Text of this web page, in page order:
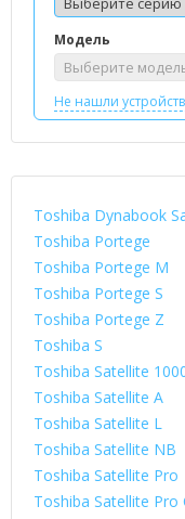
Модель
Не нашли
Toshiba Dynabook
Toshiba Portege
Toshiba Portege M
Toshiba Portege S
Toshiba Portege Z
Toshiba S
Toshiba Satellite
Toshiba Satellite A
Toshiba Satellite L
Toshiba Satellite NB
Toshiba Satellite Pro
Toshiba Satellite Pro